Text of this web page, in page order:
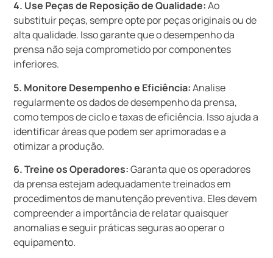
4. Use Peças de Reposição de Qualidade:Ao
substituir peças, sempre opte por peças originais ou de
alta qualidade. Isso garante que o desempenho da
prensa não seja comprometido por componentes
inferiores.
5. Monitore Desempenho e Eficiência:Analise
regularmente os dados de desempenho da prensa,
como tempos de ciclo e taxas de eficiência. Isso ajuda a
identificar áreas que podem ser aprimoradas e a
otimizar a produção.
6. Treine os Operadores:Garanta que os operadores
da prensa estejam adequadamente treinados em
procedimentos de manutenção preventiva. Eles devem
compreender a importância de relatar quaisquer
anomalias e seguir práticas seguras ao operar o
equipamento.